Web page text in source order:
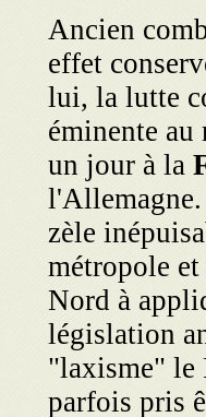
Ancien
effet
lui, la lutte
éminente
un jour à la
l'Allemagne.
zèle
métropole
Nord à
législation
"laxisme" le
parfois pris